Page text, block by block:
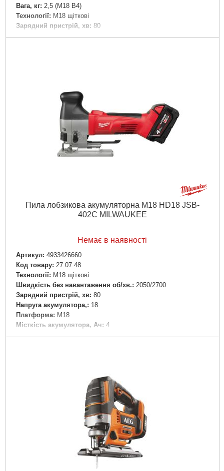
Вага, кг: 2,5 (M18 B4)
Технології: M18 щіткові
Зарядний пристрій, хв: 80
Місткість акумулятора, Ач: 4
Гарантія, місяць.: 36
Рівень шуму, дБ: 96
Джерело живлення: Акумулятор
Докладніше...
Пила лобзикова акумуляторна M18 HD18 JSB-
402C MILWAUKEE
Немає в наявності
Артикул: 4933426660
Код товару: 27.07.48
Технології: M18 щіткові
Швидкість без навантаження об/хв.: 2050/2700
Зарядний пристрій, хв: 80
Напруга акумулятора,: 18
Платформа: M18
Місткість акумулятора, Ач: 4
Тип акумулятора: Li-Ion
Докладніше...